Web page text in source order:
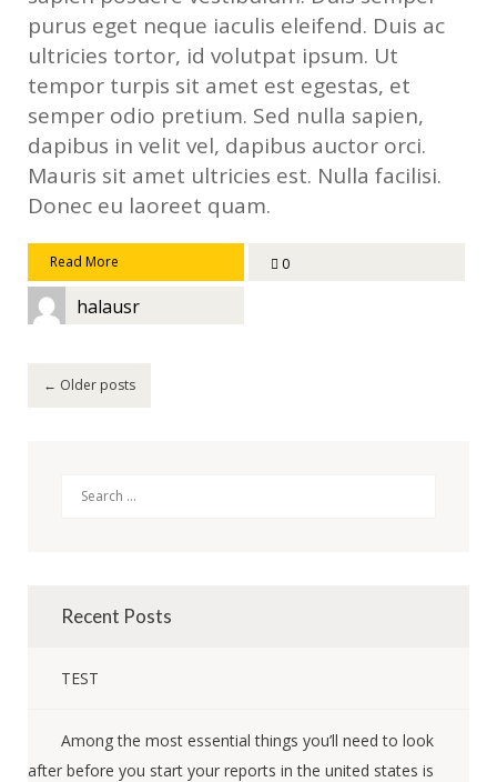
purus eget neque iaculis eleifend. Duis ac
ultricies tortor, id volutpat ipsum. Ut
tempor turpis sit amet est egestas, et
semper odio pretium. Sed nulla sapien,
dapibus in velit vel, dapibus auctor orci.
Mauris sit amet ultricies est. Nulla facilisi.
Donec eu laoreet quam.
Read More 0
halausr
Post
← Older posts
Search
Recent Posts
TEST
Among the most essential things you’ll need to look
after before you start your reports in the united states is